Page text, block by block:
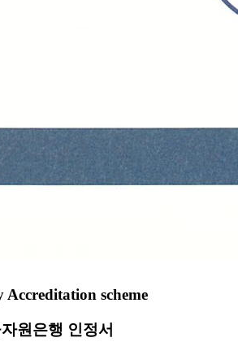
scheme
원은행 인정서